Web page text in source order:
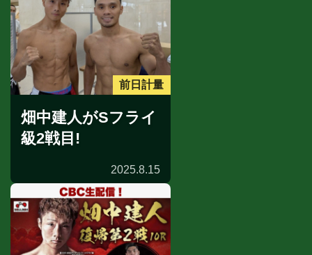
前日計量
畑中建人がSフライ
級2戦目!
2025.8.15